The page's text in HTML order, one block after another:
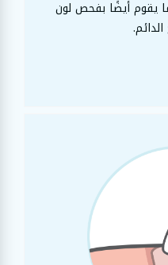
يقوم أيضًا بفحص لون